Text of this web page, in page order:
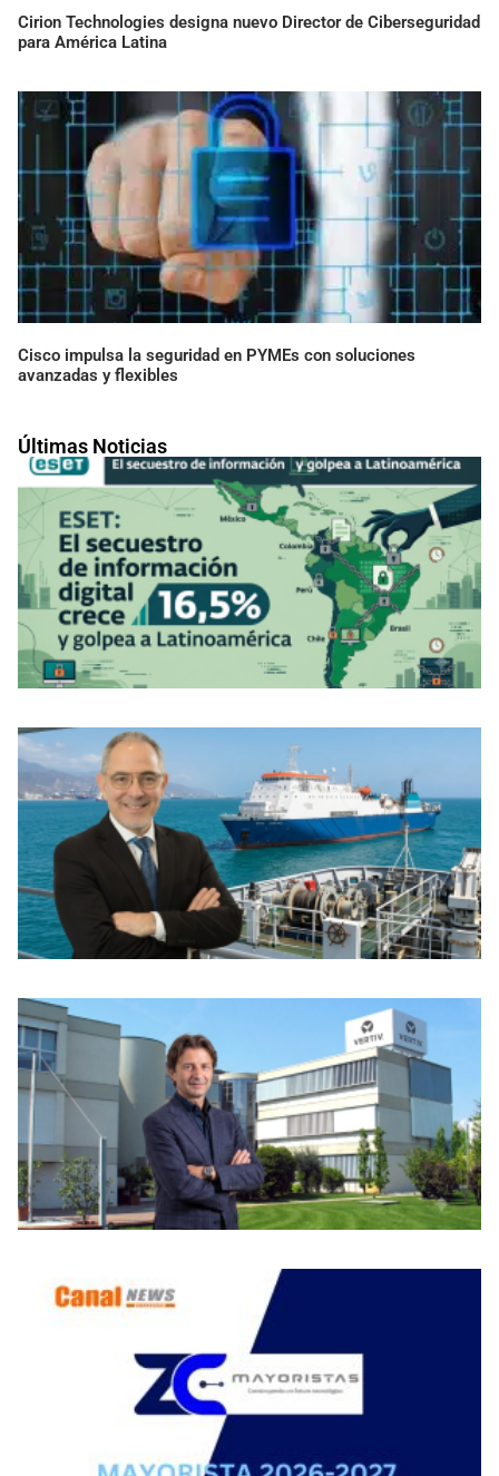
Últimas Noticias
Cirion Technologies designa nuevo Director de Ciberseguridad
para América Latina
Cisco impulsa la seguridad en PYMEs con soluciones
avanzadas y flexibles